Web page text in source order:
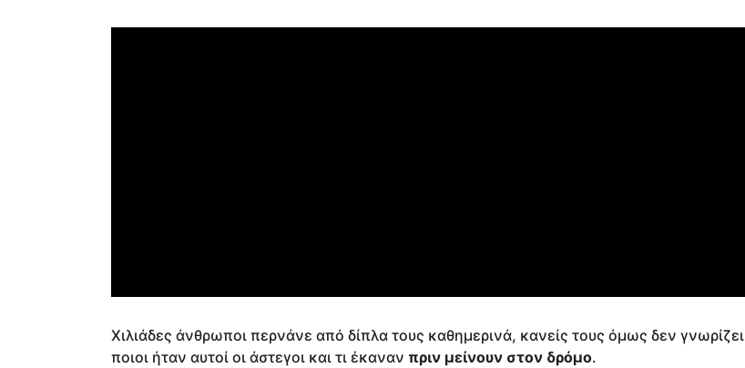
Χιλιάδες άνθρωποι περνάνε από δίπλα τους καθημερινά, κανείς τους όμως δεν γνωρίζει
ποιοι ήταν αυτοί οι άστεγοι και τι έκαναν πριν μείνουν στον δρόμο.